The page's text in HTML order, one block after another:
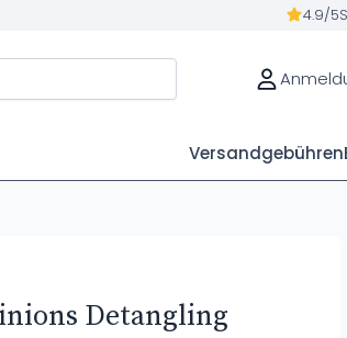
4.9/5
Versandgebühren
Detangling